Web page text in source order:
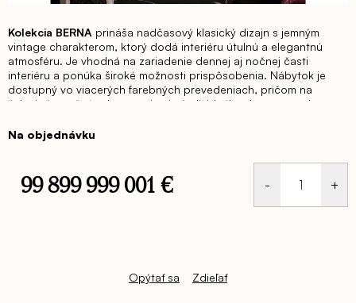
Kolekcia BERNA prináša nadčasový klasický dizajn s jemným
vintage charakterom, ktorý dodá interiéru útulnú a elegantnú
atmosféru. Je vhodná na zariadenie dennej aj nočnej časti
interiéru a ponúka široké možnosti prispôsobenia. Nábytok je
dostupný vo viacerých farebných prevedeniach, pričom na
želanie je možné vyhotovenie aj v individuálnych rozmeroch.
Na objednávku
99 899 999 001 €
Opýtať sa Zdieľať